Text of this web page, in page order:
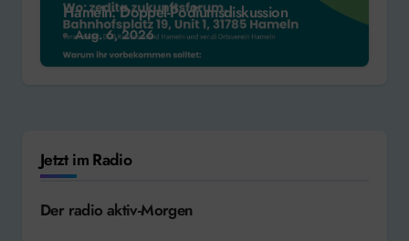
Hameln: Doppel-Podiumsdiskussion
Aug. 6, 2026
Jetzt im Radio
Der radio aktiv-Morgen